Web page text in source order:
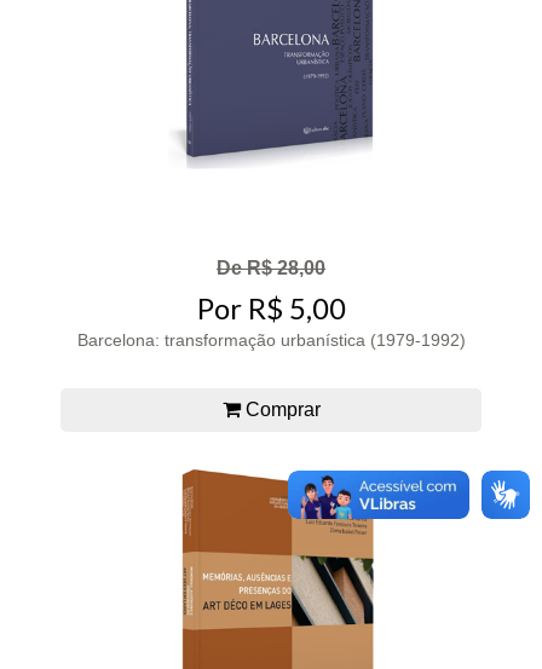
De R$ 28,00
Por R$ 5,00
Barcelona: transformação urbanística (1979-1992)
Comprar